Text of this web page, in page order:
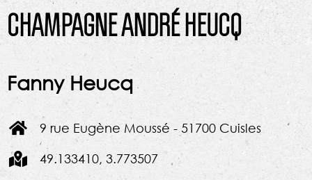
CHAMPAGNE ANDRÉ HEUCQ
Fanny Heucq
9 rue Eugène Moussé - 51700 Cuisles
49.133410, 3.773507